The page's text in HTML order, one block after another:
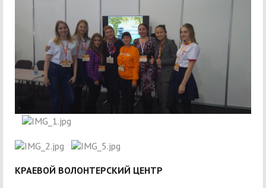
КРАЕВОЙ ВОЛОНТЕРСКИЙ ЦЕНТР